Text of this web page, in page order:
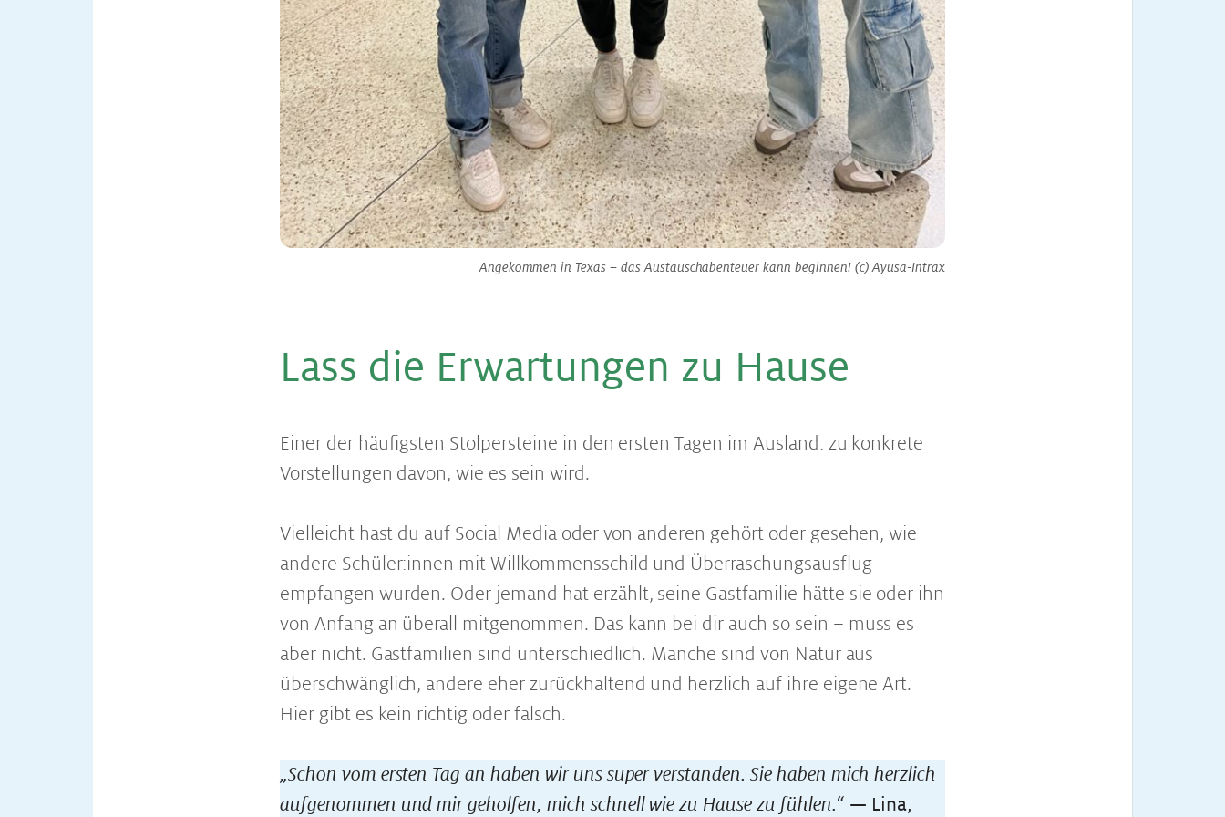
Angekommen in Texas – das Austauschabenteuer kann beginnen! (c) Ayusa-Intrax
Lass die Erwartungen zu Hause
Einer der häufigsten Stolpersteine in den ersten Tagen im Ausland: zu konkrete
Vorstellungen davon, wie es sein wird.
Vielleicht hast du auf Social Media oder von anderen gehört oder gesehen, wie
andere Schüler:innen mit Willkommensschild und Überraschungsausflug
empfangen wurden. Oder jemand hat erzählt, seine Gastfamilie hätte sie oder ihn
von Anfang an überall mitgenommen. Das kann bei dir auch so sein – muss es
aber nicht. Gastfamilien sind unterschiedlich. Manche sind von Natur aus
überschwänglich, andere eher zurückhaltend und herzlich auf ihre eigene Art.
Hier gibt es kein richtig oder falsch.
„Schon vom ersten Tag an haben wir uns super verstanden. Sie haben mich herzlich
aufgenommen und mir geholfen, mich schnell wie zu Hause zu fühlen.“— Lina,